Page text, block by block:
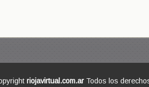
riojavirtual.com.ar Todos los